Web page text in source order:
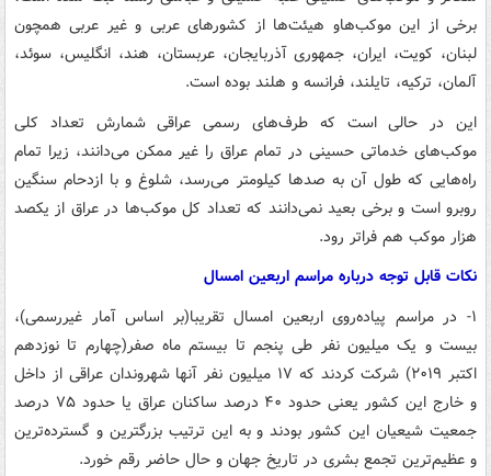
برخی از این موکب‌هاو هیئت‌ها از کشورهای عربی و غیر عربی همچون
لبنان، کویت، ایران، جمهوری آذربایجان، عربستان، هند، انگلیس، سوئد،
آلمان، ترکیه، تایلند، فرانسه و هلند بوده است.
این در حالی است که طرف‌های رسمی عراقی شمارش تعداد کلی
موکب‌های خدماتی حسینی در تمام عراق را غیر ممکن می‌دانند، زیرا تمام
راه‌هایی که طول آن به صدها کیلومتر می‌رسد، شلوغ و با ازدحام سنگین
روبرو است و برخی بعید نمی‌دانند که تعداد کل موکب‌ها در عراق از یکصد
هزار موکب هم فراتر رود.
نکات قابل توجه درباره مراسم اربعین امسال
۱- در مراسم پیاده‌روی اربعین امسال تقریبا(بر اساس آمار غیررسمی)،
بیست و یک میلیون نفر طی پنجم تا بیستم ماه صفر(چهارم تا نوزدهم
اکتبر ۲۰۱۹) شرکت کردند که ۱۷ میلیون نفر آنها شهروندان عراقی از داخل
و خارج این کشور یعنی حدود ۴۰ درصد ساکنان عراق یا حدود ۷۵ درصد
جمعیت شیعیان این کشور بودند و به این ترتیب بزرگترین و گسترده‌ترین
و عظیم‌ترین تجمع بشری در تاریخ جهان و حال حاضر رقم خورد.